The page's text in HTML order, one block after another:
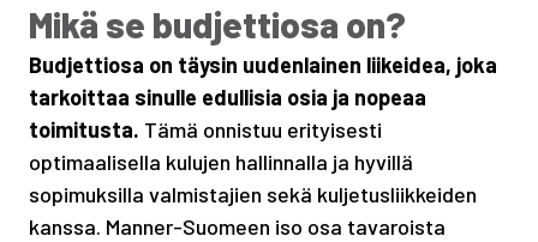
Mikä se budjettiosa on?
Budjettiosa on täysin uudenlainen liikeidea, joka
tarkoittaa sinulle edullisia osia ja nopeaa
toimitusta. Tämä onnistuu erityisesti
optimaalisella kulujen hallinnalla ja hyvillä
sopimuksilla valmistajien sekä kuljetusliikkeiden
kanssa. Manner-Suomeen iso osa tavaroista